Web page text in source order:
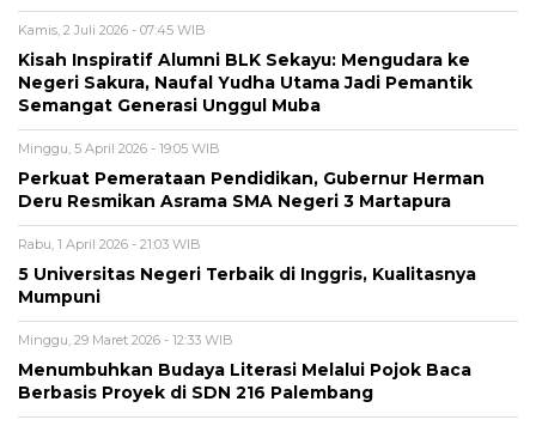
Kamis, 2 Juli 2026 - 07:45 WIB
Kisah Inspiratif Alumni BLK Sekayu: Mengudara ke
Negeri Sakura, Naufal Yudha Utama Jadi Pemantik
Semangat Generasi Unggul Muba
Minggu, 5 April 2026 - 19:05 WIB
Perkuat Pemerataan Pendidikan, Gubernur Herman
Deru Resmikan Asrama SMA Negeri 3 Martapura
Rabu, 1 April 2026 - 21:03 WIB
5 Universitas Negeri Terbaik di Inggris, Kualitasnya
Mumpuni
Minggu, 29 Maret 2026 - 12:33 WIB
Menumbuhkan Budaya Literasi Melalui Pojok Baca
Berbasis Proyek di SDN 216 Palembang